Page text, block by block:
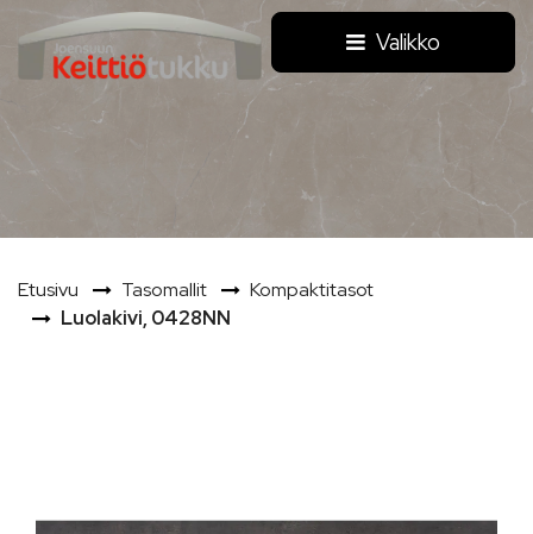
Siirry pääsisältöön
Valikko
Etusivu Tasomallit
Kompaktitasot
Luolakivi, 0428NN